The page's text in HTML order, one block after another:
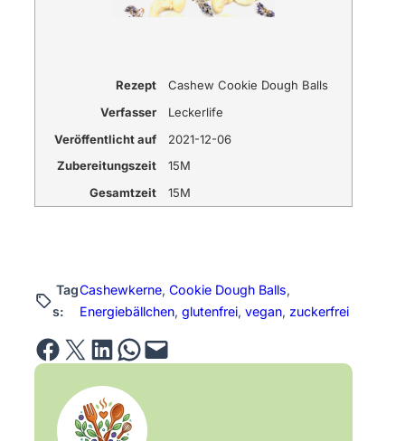
Rezept
Cashew Cookie Dough Balls
Verfasser
Leckerlife
Veröffentlicht auf
2021-12-06
Zubereitungszeit
15M
Gesamtzeit
15M
Tag
s:
Cashewkerne, Cookie Dough Balls
Energiebällchen, glutenfrei, vegan, zuckerfrei
Share on Facebook Email this Page Share on LinkedIn Share on WhatsApp Email this Page